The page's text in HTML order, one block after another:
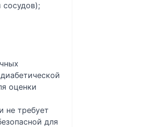
сосудов);
оценки
не требует
для